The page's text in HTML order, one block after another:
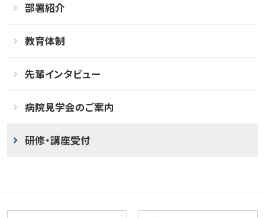
部署紹介
教育体制
先輩インタビュー
病院見学会のご案内
研修・講座受付